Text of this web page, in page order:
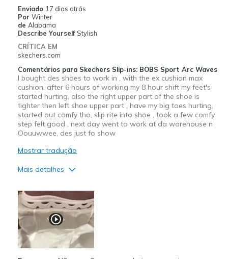
Enviado 17 dias atrás
Por Winter
de Alabama
Describe Yourself Stylish
CRÍTICA EM
skechers.com
Comentários para Skechers Slip-ins: BOBS Sport Arc Waves
I bought des shoes to work in , with the ex cushion max
cushion, after 6 hours of working my 8 hour shift my feet's
started hurting, also the right upper part of the shoe is
tighter then left shoe upper part , have my big toes hurting,
started out comfy tho, slip rite into shoe , took a few comfy
step felt good , next day went to work at da warehouse n
Oouuwwee, des just fo show
Mostrar tradução
Mais detalhes
Attractive Design
Durable
Stylish